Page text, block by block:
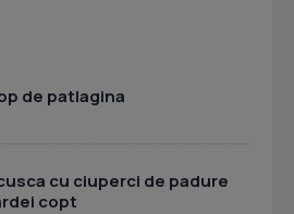
de patlagina
cu ciuperci de padure
copt